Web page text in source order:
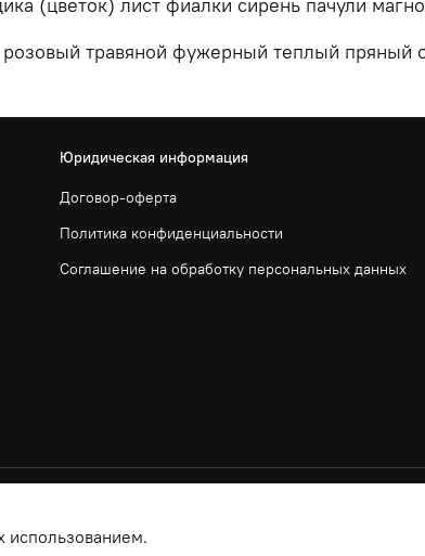
травяной фужерный теплый пряный
Юридическая информация
Договор-оферта
Политика конфиденциальности
Соглашение на обработку персональных данных
использованием.